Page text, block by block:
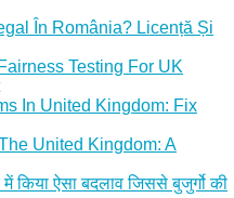
În România? Licență Și
Testing For UK
In United Kingdom: Fix
United Kingdom: A
किया ऐसा बदलाव जिससे बुजुर्गो की